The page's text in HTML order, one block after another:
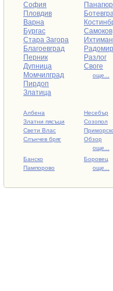
София
Пловдив
Варна
Бургас
Стара Загора
Благоевград
Перник
Дупница
Момчилград
Пирдоп
Златица
Самоков
Ихтиман
Радомир
Разлог
Своге
още...
Албена
Златни пясъци
Свети Влас
Слънчев бряг
Несебър
Созопол
Обзор
още...
Банско
Пампорово
Боровец
още...